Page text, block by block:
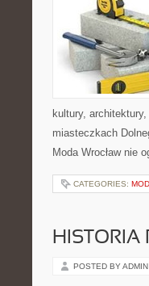
kultury,
miasteczkach
Moda Wrocław nie
CATEGORIES:
HISTORIA
POSTED BY ADMIN